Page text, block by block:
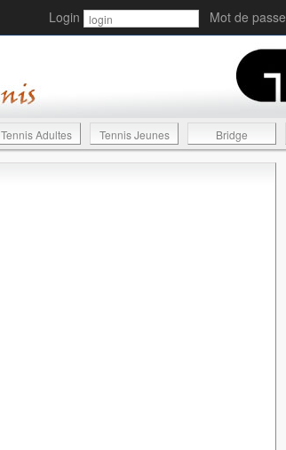
Login Mot de passe
Tennis Adultes Tennis Jeunes Bridge